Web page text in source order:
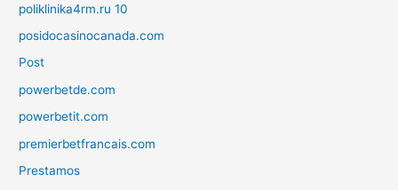
poliklinika4rm.ru 10
posidocasinocanada.com
Post
powerbetde.com
powerbetit.com
premierbetfrancais.com
Prestamos